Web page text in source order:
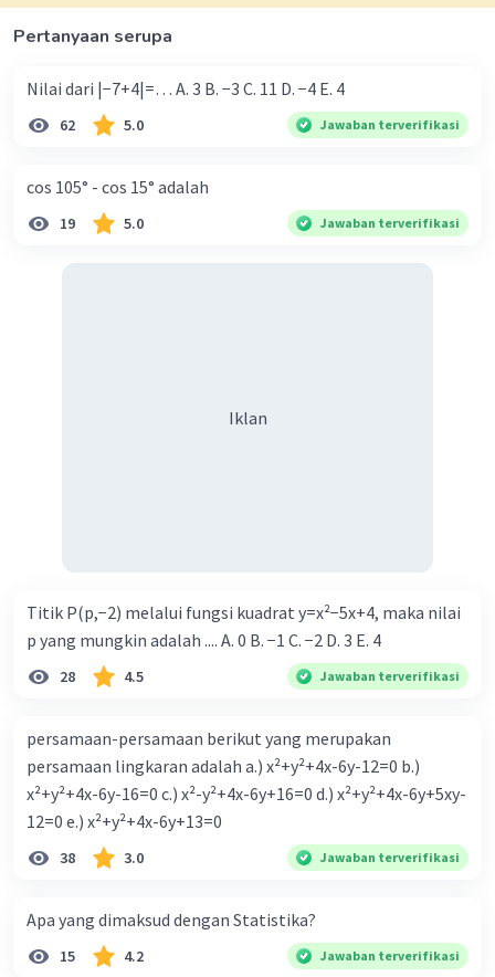
Pertanyaan serupa
Nilai dari |−7+4|=… A. 3 B. −3 C. 11 D. −4 E. 4
62 5.0 Jawaban terverifikasi
cos 105° - cos 15° adalah
19 5.0 Jawaban terverifikasi
Iklan
Titik P(p,−2) melalui fungsi kuadrat y=x²−5x+4, maka nilai
p yang mungkin adalah .... A. 0 B. −1 C. −2 D. 3 E. 4
28 4.5 Jawaban terverifikasi
persamaan-persamaan berikut yang merupakan
persamaan lingkaran adalah a.) x²+y²+4x-6y-12=0 b.)
x²+y²+4x-6y-16=0 c.) x²-y²+4x-6y+16=0 d.) x²+y²+4x-6y+5xy-
12=0 e.) x²+y²+4x-6y+13=0
38 3.0 Jawaban terverifikasi
Apa yang dimaksud dengan Statistika?
15 4.2 Jawaban terverifikasi